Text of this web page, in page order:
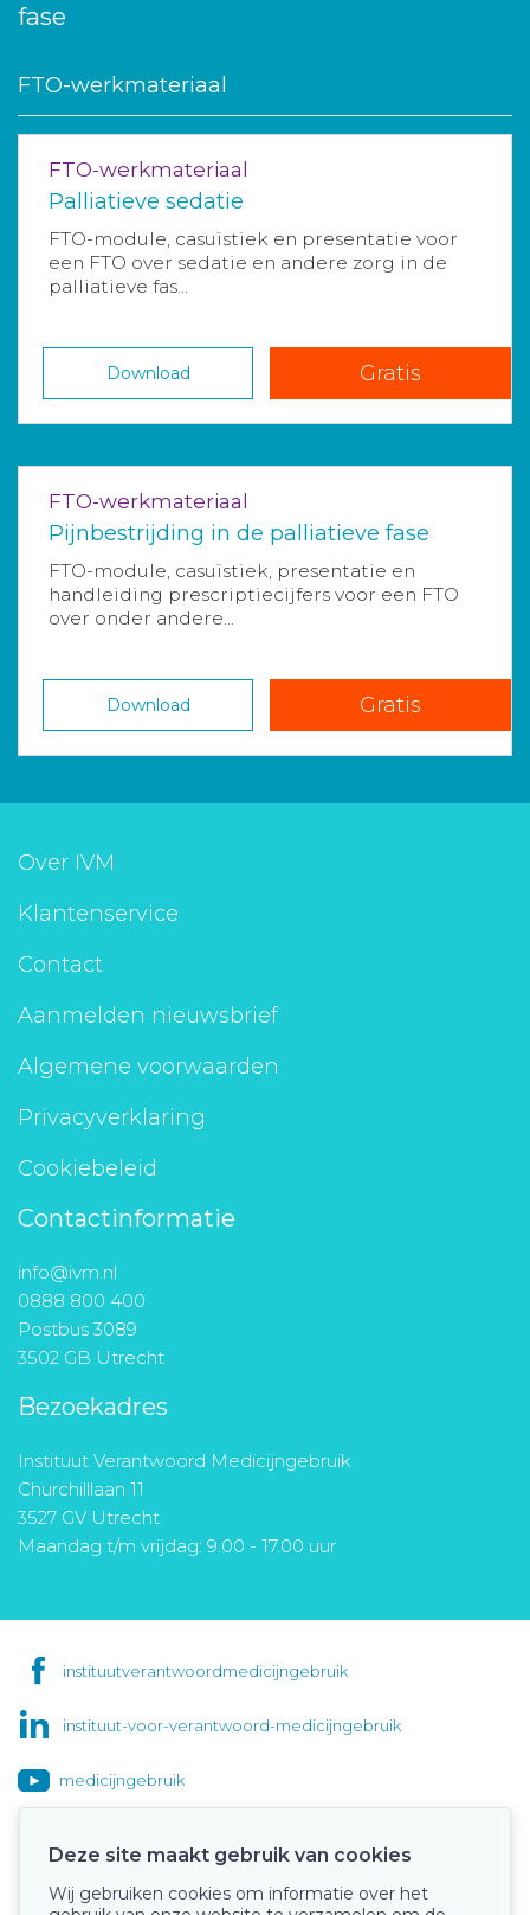
fase
FTO-werkmateriaal
FTO-werkmateriaal
Palliatieve sedatie
FTO-module, casuïstiek en presentatie voor
een FTO over sedatie en andere zorg in de
palliatieve fas...
Download Gratis
FTO-werkmateriaal
Pijnbestrijding in de palliatieve fase
FTO-module, casuïstiek, presentatie en
handleiding prescriptiecijfers voor een FTO
over onder andere...
Download Gratis
Over IVM
Klantenservice
Contact
Aanmelden nieuwsbrief
Algemene voorwaarden
Privacyverklaring
Cookiebeleid
Contactinformatie
info@ivm.nl
0888 800 400
Postbus 3089
3502 GB Utrecht
Bezoekadres
Instituut Verantwoord Medicijngebruik
Churchilllaan 11
3527 GV Utrecht
Maandag t/m vrijdag: 9.00 - 17.00 uur
instituutverantwoordmedicijngebruik
instituut-voor-verantwoord-medicijngebruik
medicijngebruik
Onze keurmerken
Deze site maakt gebruik van cookies
Wij gebruiken cookies om informatie over het